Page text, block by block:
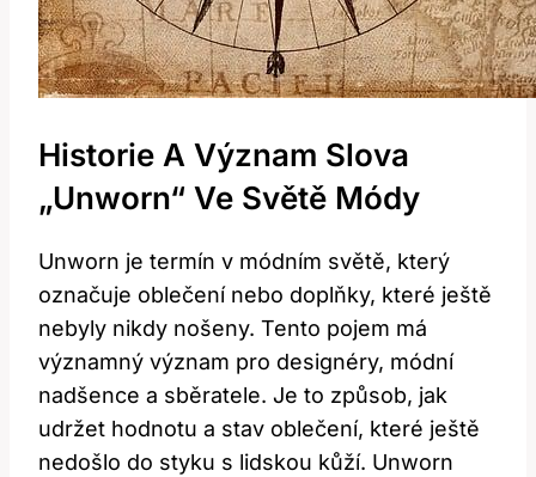
Historie A Význam Slova
„Unworn“ Ve Světě Módy
Unworn je termín v módním světě, který
označuje oblečení nebo doplňky, které ještě
nebyly nikdy nošeny. Tento pojem má
významný význam pro designéry, módní
nadšence a sběratele. Je to způsob, jak
udržet hodnotu a stav oblečení, které ještě
nedošlo do styku s lidskou kůží. Unworn